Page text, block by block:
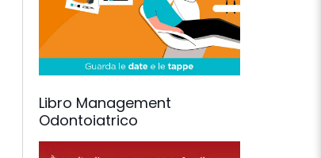
Libro Management
Odontoiatrico